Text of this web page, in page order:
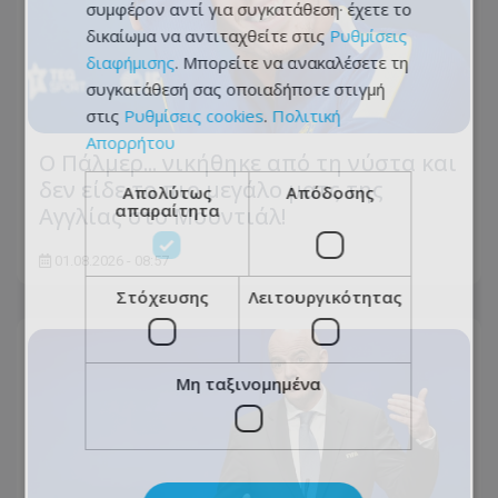
Ο Πάλμερ... νικήθηκε από τη νύστα και
δεν είδε το πιο μεγάλο ματς της
Αγγλίας στο Μουντιάλ!
01.08.2026 - 08:57
συμφέρον αντί για συγκατάθεση· έχετε το
δικαίωμα να αντιταχθείτε στις Ρυθμίσεις
διαφήμισης. Μπορείτε να ανακαλέσετε τη
συγκατάθεσή σας οποιαδήποτε στιγμή
στις Ρυθμίσεις cookies. Πολιτική
Απορρήτου
Απολύτως
απαραίτητα
Απόδοσης
Στόχευσης Λειτουργικότητας
Μη ταξινομημένα